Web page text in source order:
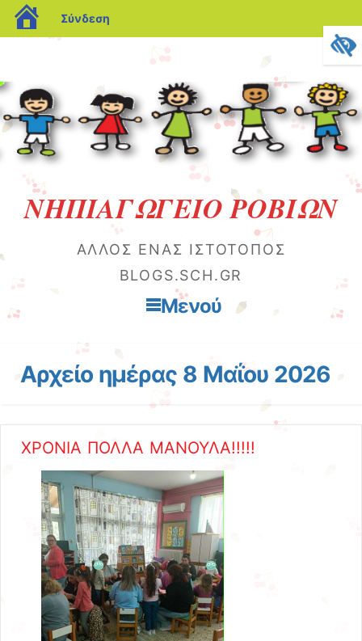
blogs.sch.gr
Σύνδεση
ΝΗΠΙΑΓΩΓΕΙΟ ΡΟΒΙΩΝ
ΆΛΛΟΣ ΈΝΑΣ ΙΣΤΌΤΟΠΟΣ
BLOGS.SCH.GR
Μενού
Αρχείο ημέρας 8 Μαΐου 2026
ΧΡΟΝΙΑ ΠΟΛΛΑ ΜΑΝΟΥΛΑ!!!!!